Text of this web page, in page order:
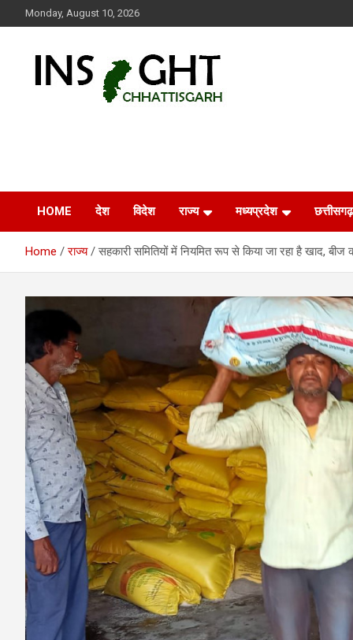
to
Monday, August 10, 2026
HOME देश विदेश राज्य मध्यप्रदेश छत्तीसगढ़
Home राज्य सहकारी समितियों में नियमित रूप से किया जा रहा है खाद, बीज